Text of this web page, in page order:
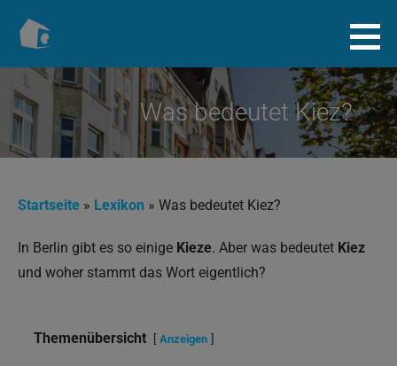
Inhalt
Baugenossenschaft.info
Was bedeutet Kiez?
Startseite » Lexikon » Was bedeutet Kiez?
In Berlin gibt es so einige Kieze. Aber was bedeutet Kiez
und woher stammt das Wort eigentlich?
Themenübersicht Anzeigen